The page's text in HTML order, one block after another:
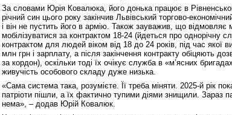
За словами Юрія Ковалюка, його донька працює в
річний син цього року закінчив Львівський торгово-
і він не пустить його в армію. Також зауважив, що відмовляє
мобілізуватися за контрактом 18-24 (йдеться про однорічну
контрактом для людей віком від 18 до 24 років, під час якої
млн грн і зарплату, а після закінчення контракту обіцяють
за кордон), оскільки тоді їх очікує служба в «м’ясних
живучість особового складу дуже низька.
«Сама система така, розумієте. Її треба міняти. 2025-й рік
патріоти пішли, а їх фактично тупими діями знищили. Зараз
нема», – додав Юрій Ковалюк.